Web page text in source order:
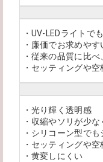
・UV-LEDライトで
・廉価でお求めやす
・従来の品質に比
・セッティングや
・光り輝く透明感
・収縮やソリが少な
・シリコーン型でも
・セッティングや
・黄変しにくい